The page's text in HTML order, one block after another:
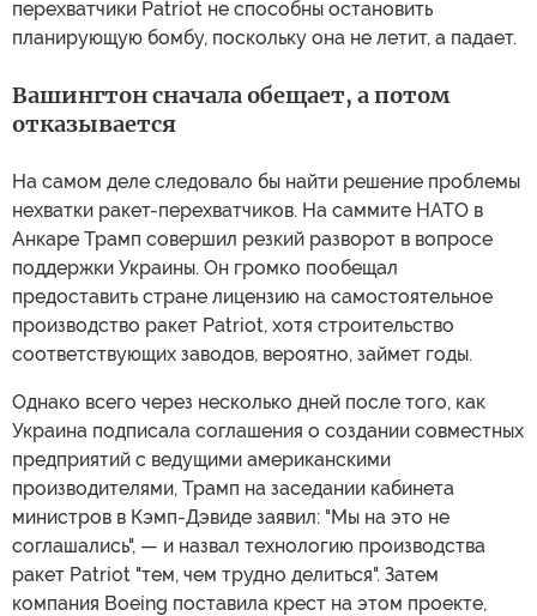
перехватчики Patriot не способны остановить
планирующую бомбу, поскольку она не летит, а падает.
Вашингтон сначала обещает, а потом
отказывается
На самом деле следовало бы найти решение проблемы
нехватки ракет-перехватчиков. На саммите НАТО в
Анкаре Трамп совершил резкий разворот в вопросе
поддержки Украины. Он громко пообещал
предоставить стране лицензию на самостоятельное
производство ракет Patriot, хотя строительство
соответствующих заводов, вероятно, займет годы.
Однако всего через несколько дней после того, как
Украина подписала соглашения о создании совместных
предприятий с ведущими американскими
производителями, Трамп на заседании кабинета
министров в Кэмп-Дэвиде заявил: "Мы на это не
соглашались", — и назвал технологию производства
ракет Patriot "тем, чем трудно делиться". Затем
компания Boeing поставила крест на этом проекте,